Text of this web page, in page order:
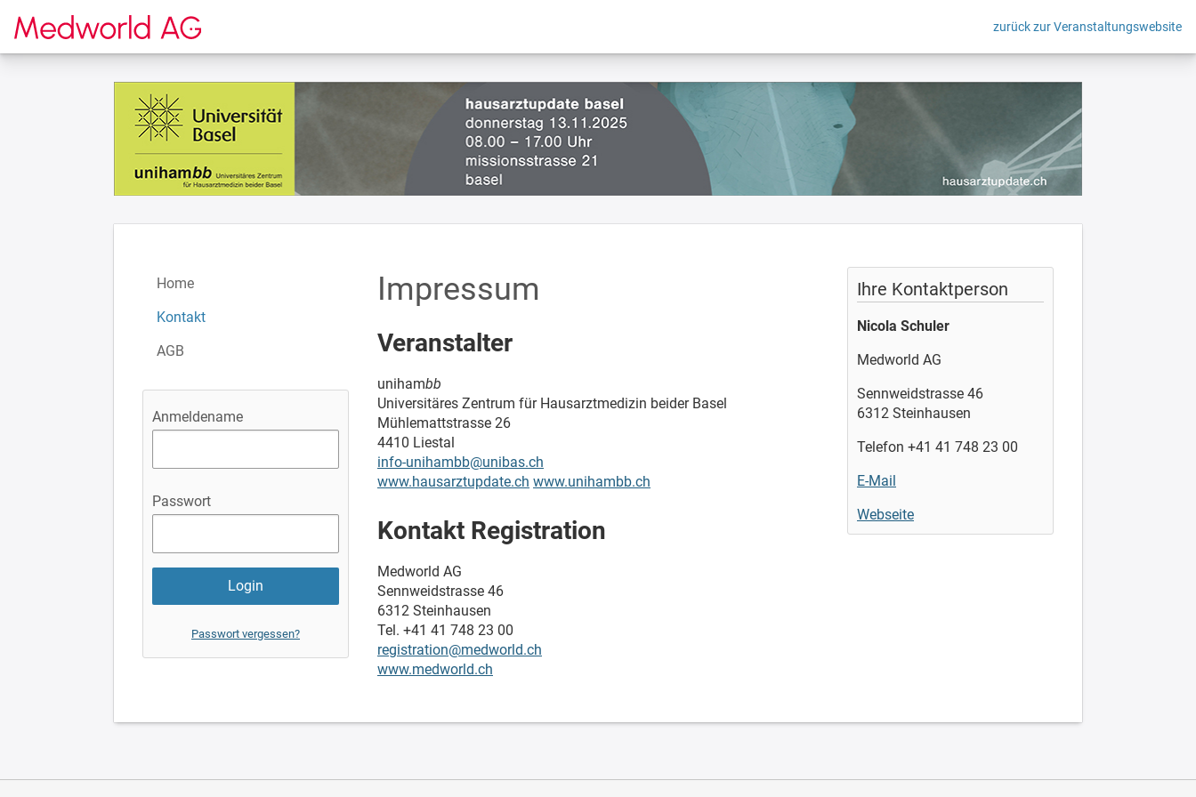
Zur Startseite zurück zur Veranstaltungswebsite
Home
Kontakt
AGB
Anmeldename
Passwort
Passwort vergessen?
Impressum
Veranstalter
unihambb
Universitäres Zentrum für Hausarztmedizin beider Basel
Mühlemattstrasse 26
4410 Liestal
info-unihambb@unibas.ch
www.hausarztupdate.ch www.unihambb.ch
Kontakt Registration
Medworld AG
Sennweidstrasse 46
6312 Steinhausen
Tel. +41 41 748 23 00
registration@medworld.ch
www.medworld.ch
Ihre Kontaktperson
Nicola Schuler
Medworld AG
Sennweidstrasse 46
6312 Steinhausen
Telefon +41 41 748 23 00
E-Mail
Webseite